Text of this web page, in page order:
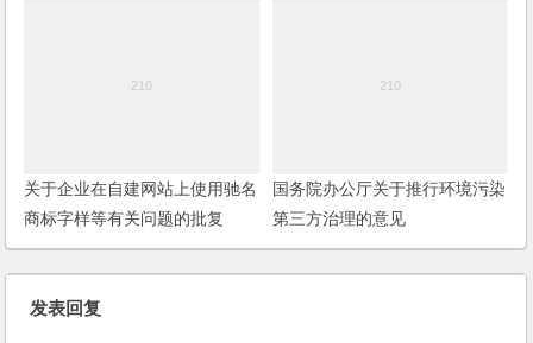
关于企业在自建网站上使用驰名
商标字样等有关问题的批复
国务院办公厅关于推行环境污染
第三方治理的意见
发表回复